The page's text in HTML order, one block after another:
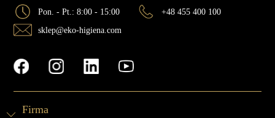
Pon. - Pt.: 8:00 - 15:00
+48 455 400 100
sklep@eko-higiena.com
Firma